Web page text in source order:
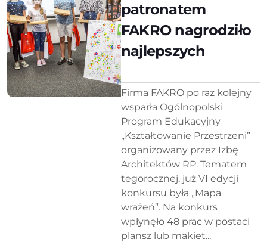
patronatem
FAKRO nagrodziło
najlepszych
Firma FAKRO po raz kolejny
wsparła Ogólnopolski
Program Edukacyjny
„Kształtowanie Przestrzeni”
organizowany przez Izbę
Architektów RP. Tematem
tegorocznej, już VI edycji
konkursu była „Mapa
wrażeń”. Na konkurs
wpłynęło 48 prac w postaci
plansz lub makiet...